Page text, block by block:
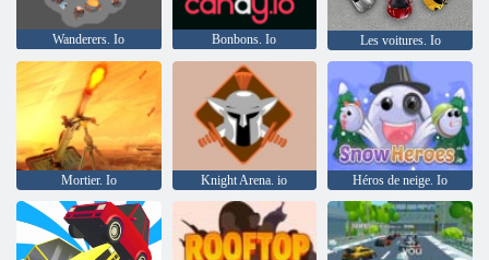
Wanderers. Io Bonbons. Io Les voitures. Io
Mortier. Io Knight Arena. io Héros de neige. Io